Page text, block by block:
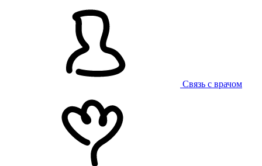
Связь с врачом